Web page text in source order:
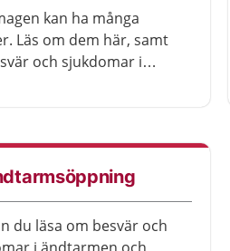
kan ha många
Läs om dem här, samt
och sjukdomar i
du läsa om besvär och